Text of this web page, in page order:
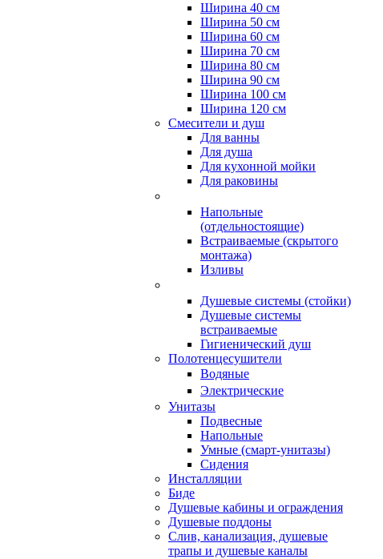
Ширина 40 см
Ширина 50 см
Ширина 60 см
Ширина 70 см
Ширина 80 см
Ширина 90 см
Ширина 100 см
Ширина 120 см
Смесители и душ
Для ванны
Для душа
Для кухонной мойки
Для раковины
Напольные
(отдельностоящие)
Встраиваемые (скрытого
монтажа)
Изливы
Душевые системы (стойки)
Душевые системы
встраиваемые
Гигиенический душ
Полотенцесушители
ㅤВодяные
ㅤЭлектрические
Унитазы
Подвесные
Напольные
Умные (смарт-унитазы)
Сидения
Инсталляции
Биде
Душевые кабины и ограждения
Душевые поддоны
Слив, канализация, душевые
трапы и душевые каналы